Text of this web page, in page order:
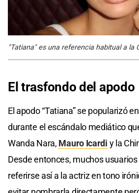
"Tatiana" es una referencia habitual a la
El trasfondo del apodo
El apodo “Tatiana” se popularizó
durante el escándalo mediático
Wanda Nara, Mauro Icardi y la
Desde entonces, muchos
referirse así a la actriz en tono